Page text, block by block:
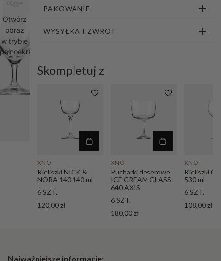
Otwórz
obraz
w trybie
pełnoekranowym
PAKOWANIE
WYSYŁKA I ZWROT
Skompletuj z
XNO
Kieliszki NICK &
NORA 140 140 ml
6 SZT.
120,00 zł
XNO
Pucharki deserowe
ICE CREAM GLASS
640 AXIS
6 SZT.
180,00 zł
XNO
Kieliszki
530 ml
6 SZT.
108,00 zł
Najważniejsze informacje: